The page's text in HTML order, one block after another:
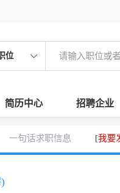
位
简历中心 招聘企业
一句话求职信息 [我要